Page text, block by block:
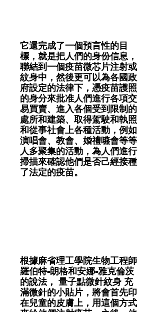
它還完成了一個預言性的目
標，就是把人們的身份信息，
聯結到一個疫苗微芯片注射或
紋身中，然後更可以為各國政
府設定的法律下，憑疫苗護照
的身分來批准人們進行各項交
易買賣、進入各個受到限制的
處所和建築、取得駕駛和執照
和從事社會上各種活動，例如
演唱會、教會、婚禮嚥會等等
人多聚集的活動，為人們進行
掃描來確認他們是否己經接種
了法定的疫苗。
根據麻省理工學院生物工程師
羅伯特-朗格和安娜-雅克倫茨
的說法， 量子點微針紋身 充
滿微針的小貼片，將會首先印
在兒童的皮膚上，用這個方式